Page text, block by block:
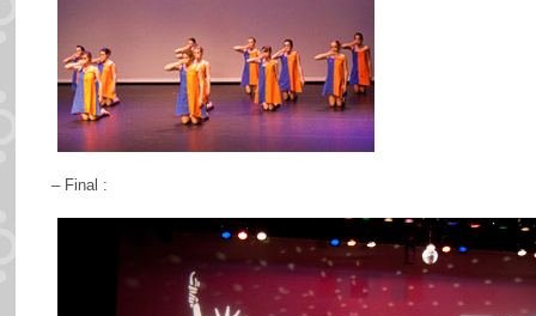
– Final :